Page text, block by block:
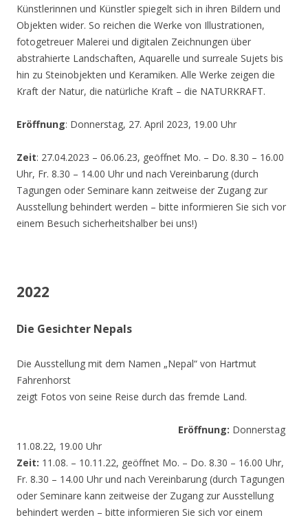
Künstlerinnen und Künstler spiegelt sich in ihren Bildern und
Objekten wider. So reichen die Werke von Illustrationen,
fotogetreuer Malerei und digitalen Zeichnungen über
abstrahierte Landschaften, Aquarelle und surreale Sujets bis
hin zu Steinobjekten und Keramiken. Alle Werke zeigen die
Kraft der Natur, die natürliche Kraft – die NATURKRAFT.
Eröffnung: Donnerstag, 27. April 2023, 19.00 Uhr
Zeit: 27.04.2023 – 06.06.23, geöffnet Mo. – Do. 8.30 – 16.00
Uhr, Fr. 8.30 – 14.00 Uhr und nach Vereinbarung (durch
Tagungen oder Seminare kann zeitweise der Zugang zur
Ausstellung behindert werden – bitte informieren Sie sich vor
einem Besuch sicherheitshalber bei uns!)
2022
Die Gesichter Nepals
Die Ausstellung mit dem Namen „Nepal“ von Hartmut
Fahrenhorst
zeigt Fotos von seine Reise durch das fremde Land.
Eröffnung: Donnerstag
11.08.22, 19.00 Uhr
Zeit: 11.08. – 10.11.22, geöffnet Mo. – Do. 8.30 – 16.00 Uhr,
Fr. 8.30 – 14.00 Uhr und nach Vereinbarung (durch Tagungen
oder Seminare kann zeitweise der Zugang zur Ausstellung
behindert werden – bitte informieren Sie sich vor einem